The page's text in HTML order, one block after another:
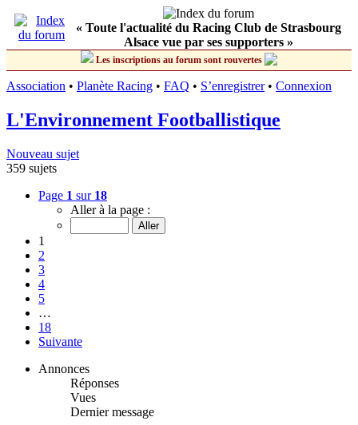
« Toute l'actualité du Racing Club de Strasbourg
Alsace vue par ses supporters »
Les inscriptions au forum sont rouvertes
Association • Planète Racing • FAQ • S’enregistrer• Connexion
L'Environnement Footballistique
Nouveau sujet
359 sujets
Page 1 sur 18
Aller à la page :
1
2
3
4
5
…
18
Suivante
Annonces
Réponses
Vues
Dernier message